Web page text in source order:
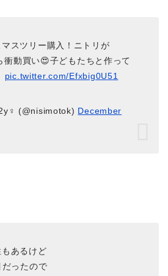
スツリー購入！ニトリが
動買い😍子どもたちと作って
pic.twitter.com/Efxbig0U51
(@nisimotok) December
あるけど
ったので